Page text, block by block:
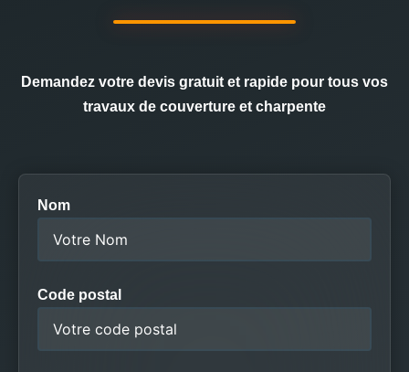
Demandez votre devis gratuit et rapide pour tous vos
travaux de couverture et charpente
Nom
Code postal